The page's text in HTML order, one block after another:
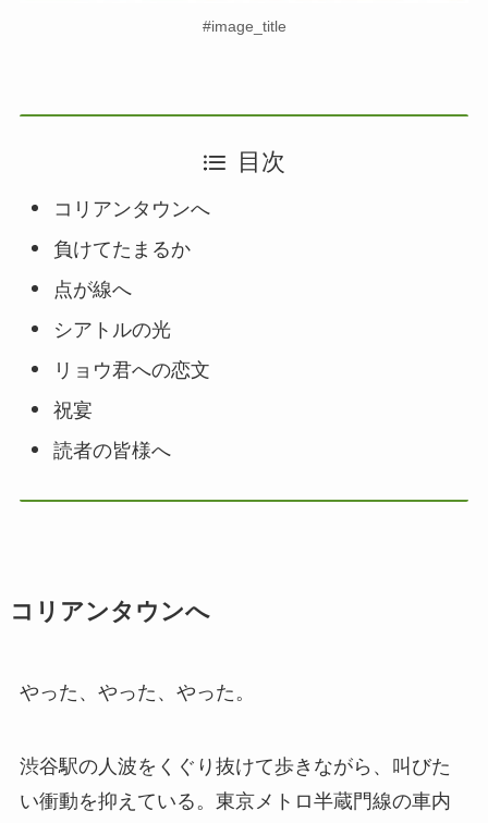
#image_title
目次
コリアンタウンへ
負けてたまるか
点が線へ
シアトルの光
リョウ君への恋文
祝宴
読者の皆様へ
コリアンタウンへ
やった、やった、やった。
渋谷駅の人波をくぐり抜けて歩きながら、叫びた
い衝動を抑えている。東京メトロ半蔵門線の車内